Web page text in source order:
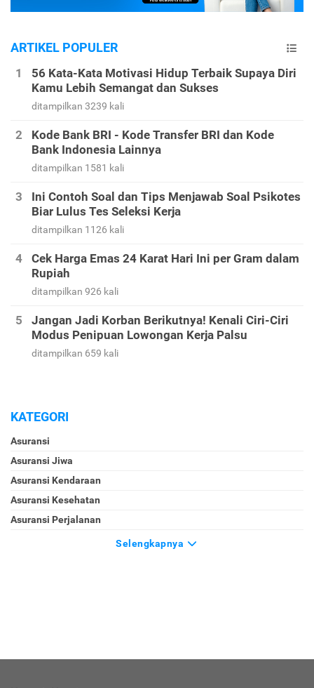
ARTIKEL POPULER
56 Kata-Kata Motivasi Hidup Terbaik Supaya Diri
Kamu Lebih Semangat dan Sukses
ditampilkan 3239 kali
Kode Bank BRI - Kode Transfer BRI dan Kode
Bank Indonesia Lainnya
ditampilkan 1581 kali
Ini Contoh Soal dan Tips Menjawab Soal Psikotes
Biar Lulus Tes Seleksi Kerja
ditampilkan 1126 kali
Cek Harga Emas 24 Karat Hari Ini per Gram dalam
Rupiah
ditampilkan 926 kali
Jangan Jadi Korban Berikutnya! Kenali Ciri-Ciri
Modus Penipuan Lowongan Kerja Palsu
ditampilkan 659 kali
KATEGORI
Asuransi
Asuransi Jiwa
Asuransi Kendaraan
Asuransi Kesehatan
Asuransi Perjalanan
Selengkapnya